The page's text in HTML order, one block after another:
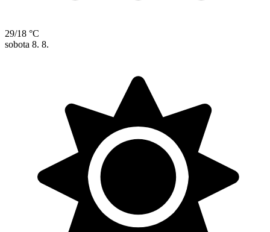
29/18 °C
sobota 8. 8.